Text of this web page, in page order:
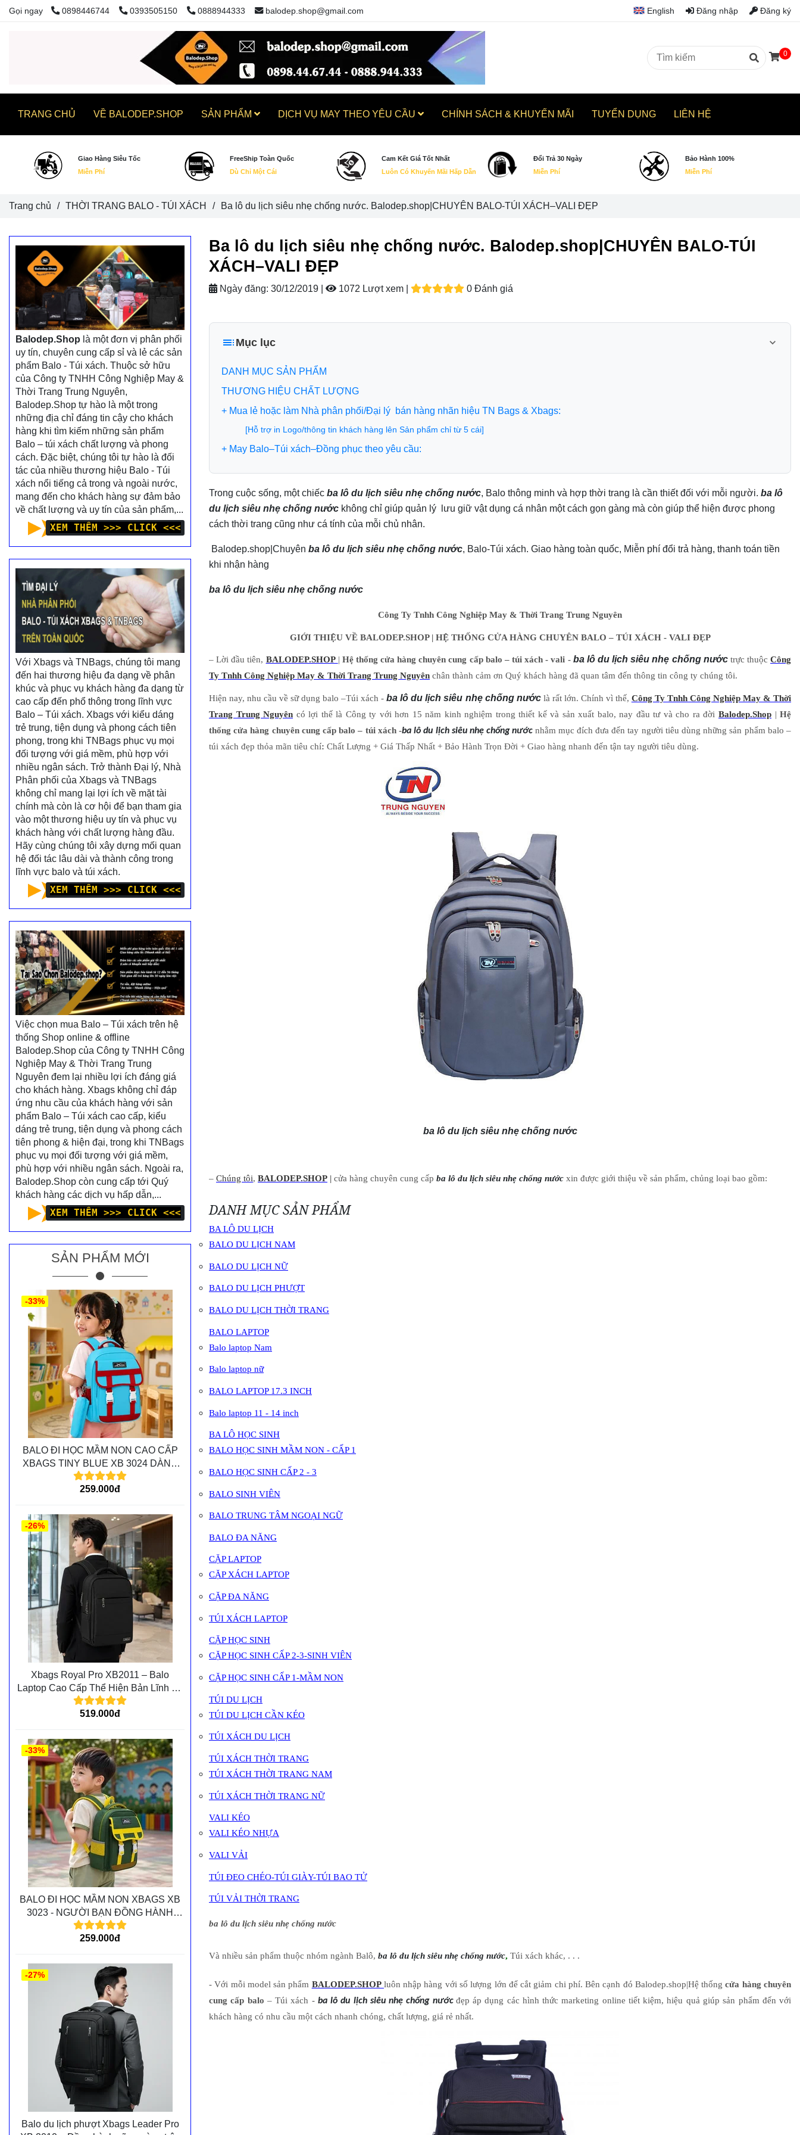
Ba lô du lịch siêu nhẹ chống nước. Balodep.shop|CHUYÊN BALO-TÚI
XÁCH–VALI ĐẸP
Ngày đăng: 30/12/2019 | 1072 Lượt xem 0 Đánh giá
Mục lục
DANH MỤC SẢN PHẨM
THƯƠNG HIỆU CHẤT LƯỢNG
+ Mua lẻ hoặc làm Nhà phân phối/Đại lý bán hàng nhãn hiệu TN Bags & Xbags:
[Hỗ trợ in Logo/thông tin khách hàng lên Sản phẩm chỉ từ 5 cái]
+ May Balo–Túi xách–Đồng phục theo yêu cầu:
Trong cuộc sống, một chiếc ba lô du lịch siêu nhẹ chống nước, Balo thông minh và hợp thời trang là cần thiết đối với mỗi người. ba lô
du lịch siêu nhẹ chống nước không chỉ giúp quản lý lưu giữ vật dụng cá nhân một cách gọn gàng mà còn giúp thể hiện được phong
cách thời trang cũng như cá tính của mỗi chủ nhân.
Balodep.shop|Chuyên ba lô du lịch siêu nhẹ chống nước, Balo-Túi xách. Giao hàng toàn quốc, Miễn phí đổi trả hàng, thanh toán tiền
khi nhận hàng
ba lô du lịch siêu nhẹ chống nước
Công Ty Tnhh Công Nghiệp May & Thời Trang Trung Nguyên
GIỚI THIỆU VỀ BALODEP.SHOP | HỆ THỐNG CỬA HÀNG CHUYÊN BALO – TÚI XÁCH - VALI ĐẸP
– Lời đầu tiên, BALODEP.SHOP | Hệ thống cửa hàng chuyên cung cấp balo – túi xách - vali - ba lô du lịch siêu nhẹ chống nước trực thuộcCông
Ty Tnhh Công Nghiệp May & Thời Trang Trung Nguyên chân thành cảm ơn Quý khách hàng đã quan tâm đến thông tin công ty chúng tôi.
Hiện nay, nhu cầu về sữ dụng balo –Túi xách -ba lô du lịch siêu nhẹ chống nước là rất lớn. Chính vì thế, Công Ty Tnhh Công Nghiệp May & Thời
Trang Trung Nguyên có lợi thế là Công ty với hơn 15 năm kinh nghiệm trong thiết kế và sản xuất balo, nay đầu tư và cho ra đời Balodep.Shop |Hệ
thống cửa hàng chuyên cung cấp balo – túi xách -ba lô du lịch siêu nhẹ chống nước nhằm mục đích đưa đến tay người tiêu dùng những sản phẩm balo –
túi xách đẹp thỏa mãn tiêu chí: Chất Lượng + Giá Thấp Nhất + Bảo Hành Trọn Đời + Giao hàng nhanh đến tận tay người tiêu dùng.
ba lô du lịch siêu nhẹ chống nước
– Chúng tôi, BALODEP.SHOP | cửa hàng chuyên cung cấp ba lô du lịch siêu nhẹ chống nước xin được giới thiệu về sản phẩm, chủng loại bao gồm:
DANH MỤC SẢN PHẨM
BA LÔ DU LỊCH
BALO DU LỊCH NAM
BALO DU LỊCH NỮ
BALO DU LỊCH PHƯỢT
BALO DU LỊCH THỜI TRANG
BALO LAPTOP
Balo laptop Nam
Balo laptop nữ
BALO LAPTOP 17.3 INCH
Balo laptop 11 - 14 inch
BA LÔ HỌC SINH
BALO HỌC SINH MẦM NON - CẤP 1
BALO HỌC SINH CẤP 2 - 3
BALO SINH VIÊN
BALO TRUNG TÂM NGOẠI NGỮ
BALO ĐA NĂNG
CẶP LAPTOP
CẶP XÁCH LAPTOP
CẶP ĐA NĂNG
TÚI XÁCH LAPTOP
CẶP HỌC SINH
CẶP HỌC SINH CẤP 2-3-SINH VIÊN
CẶP HỌC SINH CẤP 1-MẦM NON
TÚI DU LỊCH
TÚI DU LỊCH CẦN KÉO
TÚI XÁCH DU LỊCH
TÚI XÁCH THỜI TRANG
TÚI XÁCH THỜI TRANG NAM
TÚI XÁCH THỜI TRANG NỮ
VALI KÉO
VALI KÉO NHỰA
VALI VẢI
TÚI ĐEO CHÉO-TÚI GIÀY-TÚI BAO TỬ
TÚI VẢI THỜI TRANG
ba lô du lịch siêu nhẹ chống nước
Và nhiều sản phẩm thuộc nhóm ngành Balô, ba lô du lịch siêu nhẹ chống nước, Túi xách khác, . . .
- Với mỗi model sản phẩm BALODEP.SHOP luôn nhập hàng với số lượng lớn để cắt giảm chi phí. Bên cạnh đó Balodep.shop|Hệ thốngcửa hàng chuyên
cung cấp balo – Túi xách - ba lô du lịch siêu nhẹ chống nước đẹp áp dụng các hình thức marketing online tiết kiệm, hiệu quả giúp sản phẩm đến với
khách hàng có nhu cầu một cách nhanh chóng, chất lượng, giá rẻ nhất.
Balodep.Shop là một đơn vị phân phối
uy tín, chuyên cung cấp sỉ và lẻ các sản
phẩm Balo - Túi xách. Thuộc sở hữu
của Công ty TNHH Công Nghiệp May &
Thời Trang Trung Nguyên,
Balodep.Shop tự hào là một trong
những địa chỉ đáng tin cậy cho khách
hàng khi tìm kiếm những sản phẩm
Balo – túi xách chất lượng và phong
cách. Đặc biệt, chúng tôi tự hào là đối
tác của nhiều thương hiệu Balo - Túi
xách nổi tiếng cả trong và ngoài nước,
mang đến cho khách hàng sự đảm bảo
về chất lượng và uy tín của sản phẩm,...
XEM THÊM >>> CLICK <<<
Với Xbags và TNBags, chúng tôi mang
đến hai thương hiệu đa dạng về phân
khúc và phục vụ khách hàng đa dạng từ
cao cấp đến phổ thông trong lĩnh vực
Balo – Túi xách. Xbags với kiểu dáng
trẻ trung, tiện dụng và phong cách tiên
phong, trong khi TNBags phục vụ mọi
đối tượng với giá mềm, phù hợp với
nhiều ngân sách. Trở thành Đại lý, Nhà
Phân phối của Xbags và TNBags
không chỉ mang lại lợi ích về mặt tài
chính mà còn là cơ hội để bạn tham gia
vào một thương hiệu uy tín và phục vụ
khách hàng với chất lượng hàng đầu.
Hãy cùng chúng tôi xây dựng mối quan
hệ đối tác lâu dài và thành công trong
lĩnh vực balo và túi xách.
XEM THÊM >>> CLICK <<<
Việc chọn mua Balo – Túi xách trên hệ
thống Shop online & offline
Balodep.Shop của Công ty TNHH Công
Nghiệp May & Thời Trang Trung
Nguyên đem lại nhiều lợi ích đáng giá
cho khách hàng. Xbags không chỉ đáp
ứng nhu cầu của khách hàng với sản
phẩm Balo – Túi xách cao cấp, kiểu
dáng trẻ trung, tiện dụng và phong cách
tiên phong & hiện đại, trong khi TNBags
phục vụ mọi đối tượng với giá mềm,
phù hợp với nhiều ngân sách. Ngoài ra,
Balodep.Shop còn cung cấp tới Quý
khách hàng các dịch vụ hấp dẫn,...
XEM THÊM >>> CLICK <<<
SẢN PHẨM MỚI
BALO ĐI HỌC MẦM NON CAO CẤP
XBAGS TINY BLUE XB 3024 DÀNH
CHO CÁC BÉ MẦM NON
259.000đ
-33%
Xbags Royal Pro XB2011 – Balo
Laptop Cao Cấp Thể Hiện Bản Lĩnh Và
Đẳng Cấp Cá Nhân
519.000đ
-26%
BALO ĐI HỌC MẦM NON XBAGS XB
3023 - NGƯỜI BẠN ĐỒNG HÀNH
CÙNG CÁC BÉ TRÊN MỌI CHẶNG
ĐƯỜNG
259.000đ
-33%
Balo du lịch phượt Xbags Leader Pro
-27%
Trang chủ / THỜI TRANG BALO - TÚI XÁCH / Ba lô du lịch siêu nhẹ chống nước. Balodep.shop|CHUYÊN BALO-TÚI XÁCH–VALI ĐẸP
Gọi ngay 0898446744 0393505150 0888944333 balodep.shop@gmail.com English Đăng nhập Đăng ký
0
TRANG CHỦ VỀ BALODEP.SHOP SẢN PHẨM DỊCH VỤ MAY THEO YÊU CẦU CHÍNH SÁCH & KHUYẾN MÃI TUYỂN DỤNG LIÊN HỆ
Giao Hàng Siêu Tốc
Miễn Phí
FreeShip Toàn Quốc
Dù Chỉ Một Cái
Cam Kết Giá Tốt Nhất
Luôn Có Khuyến Mãi Hấp Dẫn
Đổi Trả 30 Ngày
Miễn Phí
Bảo Hành 100%
Miễn Phí